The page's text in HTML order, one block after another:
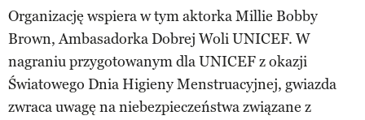
Organizację wspiera w tym aktorka Millie Bobby
Brown, Ambasadorka Dobrej Woli UNICEF. W
nagraniu przygotowanym dla UNICEF z okazji
Światowego Dnia Higieny Menstruacyjnej, gwiazda
zwraca uwagę na niebezpieczeństwa związane z